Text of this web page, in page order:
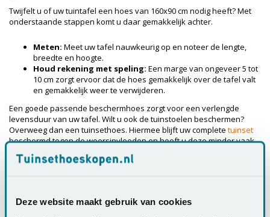
Deze website maakt gebruik van cookies
Twijfelt u of uw tuintafel een hoes van 160x90 cm nodig heeft? Met
onderstaande stappen komt u daar gemakkelijk achter.
Meten: Meet uw tafel nauwkeurig op en noteer de lengte,
breedte en hoogte.
Houd rekening met speling: Een marge van ongeveer 5 tot
10 cm zorgt ervoor dat de hoes gemakkelijk over de tafel valt
en gemakkelijk weer te verwijderen.
Een goede passende beschermhoes zorgt voor een verlengde
levensduur van uw tafel. Wilt u ook de tuinstoelen beschermen?
Overweeg dan een tuinsethoes. Hiermee blijft uw complete tuinset
beschermd tegen de weersinvloeden en hoeft u deze minder vaak
schoon te maken.
Om uw tuintafel van 160x90 cm optimaal te beschermen, zijn er een
aantal belangrijke aandachtspunten waar u rekening mee kunt